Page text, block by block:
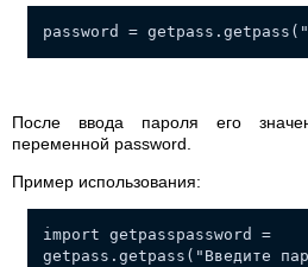
password =
После ввода пароля его
переменной password.
Пример использования:
import getpasspassword =
getpass.getpass("Введите